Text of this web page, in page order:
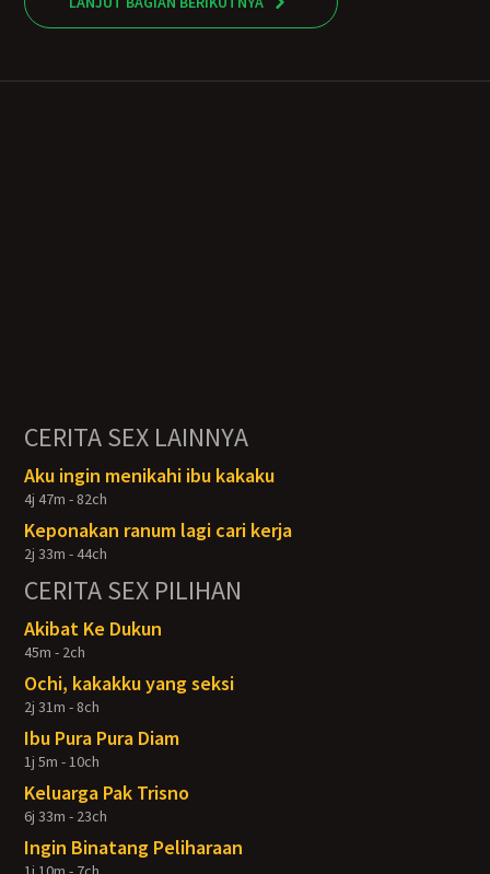
CERITA SEX LAINNYA
Aku ingin menikahi ibu kakaku
4j 47m - 82ch
Keponakan ranum lagi cari kerja
2j 33m - 44ch
CERITA SEX PILIHAN
Akibat Ke Dukun
45m - 2ch
Ochi, kakakku yang seksi
2j 31m - 8ch
Ibu Pura Pura Diam
1j 5m - 10ch
Keluarga Pak Trisno
6j 33m - 23ch
Ingin Binatang Peliharaan